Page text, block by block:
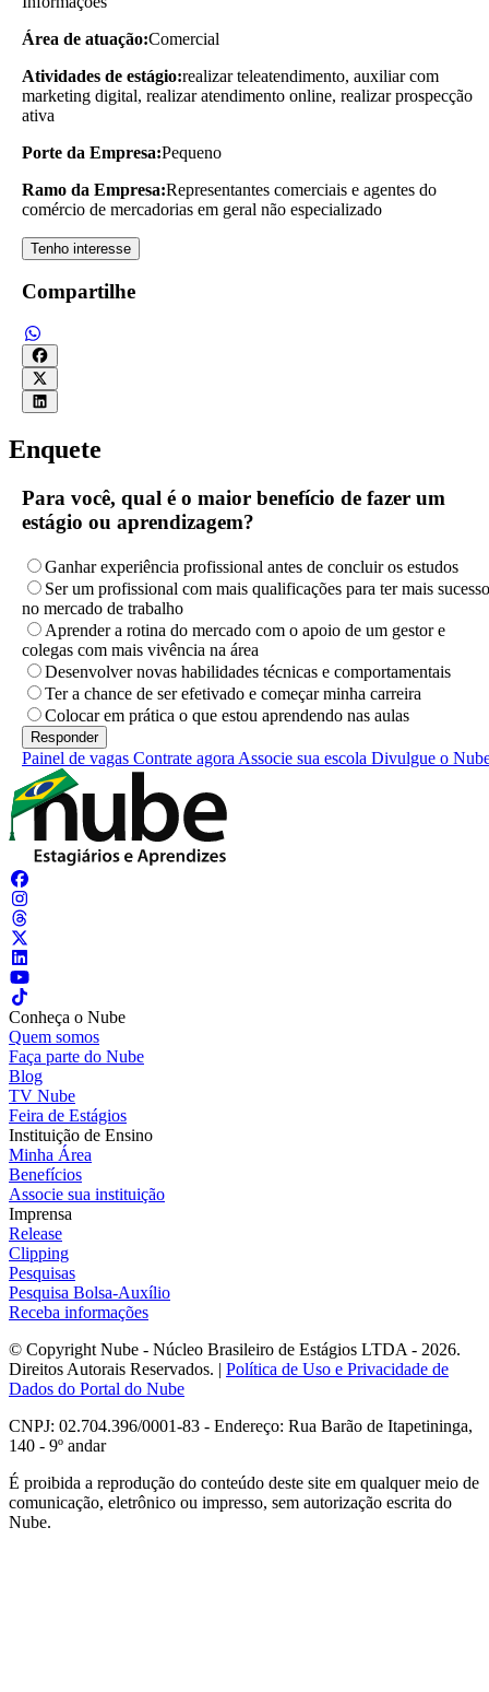
Área de atuação:Comercial
Atividades de estágio:realizar teleatendimento, auxiliar com
marketing digital, realizar atendimento online, realizar prospecção
ativa
Porte da Empresa:Pequeno
Ramo da Empresa:Representantes comerciais e agentes do
comércio de mercadorias em geral não especializado
Tenho interesse
Compartilhe
Enquete
Para você, qual é o maior benefício de fazer um
estágio ou aprendizagem?
Ganhar experiência profissional antes de concluir os estudos
Ser um profissional com mais qualificações para ter mais sucesso
no mercado de trabalho
Aprender a rotina do mercado com o apoio de um gestor e
colegas com mais vivência na área
Desenvolver novas habilidades técnicas e comportamentais
Ter a chance de ser efetivado e começar minha carreira
Colocar em prática o que estou aprendendo nas aulas
Painel de vagas Contrate agora Associe sua escola Divulgue o
Conheça o Nube
Quem somos
Faça parte do Nube
Blog
TV Nube
Feira de Estágios
Instituição de Ensino
Minha Área
Benefícios
Associe sua instituição
Imprensa
Release
Clipping
Pesquisas
Pesquisa Bolsa-Auxílio
Receba informações
© Copyright Nube - Núcleo Brasileiro de Estágios LTDA - 2026.
Direitos Autorais Reservados. | Política de Uso e Privacidade de
Dados do Portal do Nube
CNPJ: 02.704.396/0001-83 - Endereço: Rua Barão de Itapetininga,
140 - 9º andar
É proibida a reprodução do conteúdo deste site em qualquer meio de
comunicação, eletrônico ou impresso, sem autorização escrita do
Nube.